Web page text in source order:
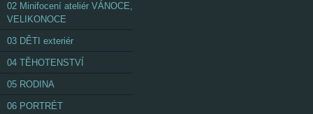
02 Minifocení ateliér VÁNOCE,
VELIKONOCE
03 DĚTI exteriér
04 TĚHOTENSTVÍ
05 RODINA
06 PORTRÉT